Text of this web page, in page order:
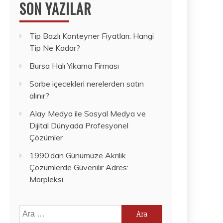
SON YAZILAR
Tip Bazlı Konteyner Fiyatları: Hangi
Tip Ne Kadar?
Bursa Halı Yıkama Firması
Sorbe içecekleri nerelerden satın
alınır?
Alay Medya ile Sosyal Medya ve
Dijital Dünyada Profesyonel
Çözümler
1990’dan Günümüze Akrilik
Çözümlerde Güvenilir Adres:
Morpleksi
Arama: